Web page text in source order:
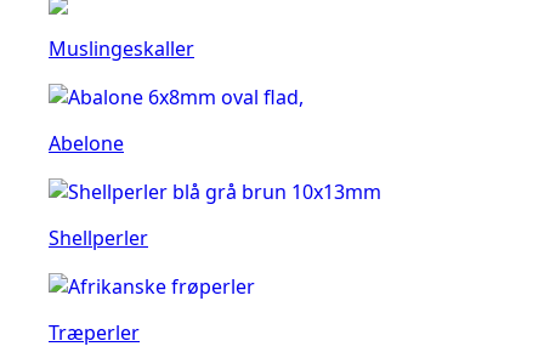
Muslingeskaller
Abelone
Shellperler
Træperler